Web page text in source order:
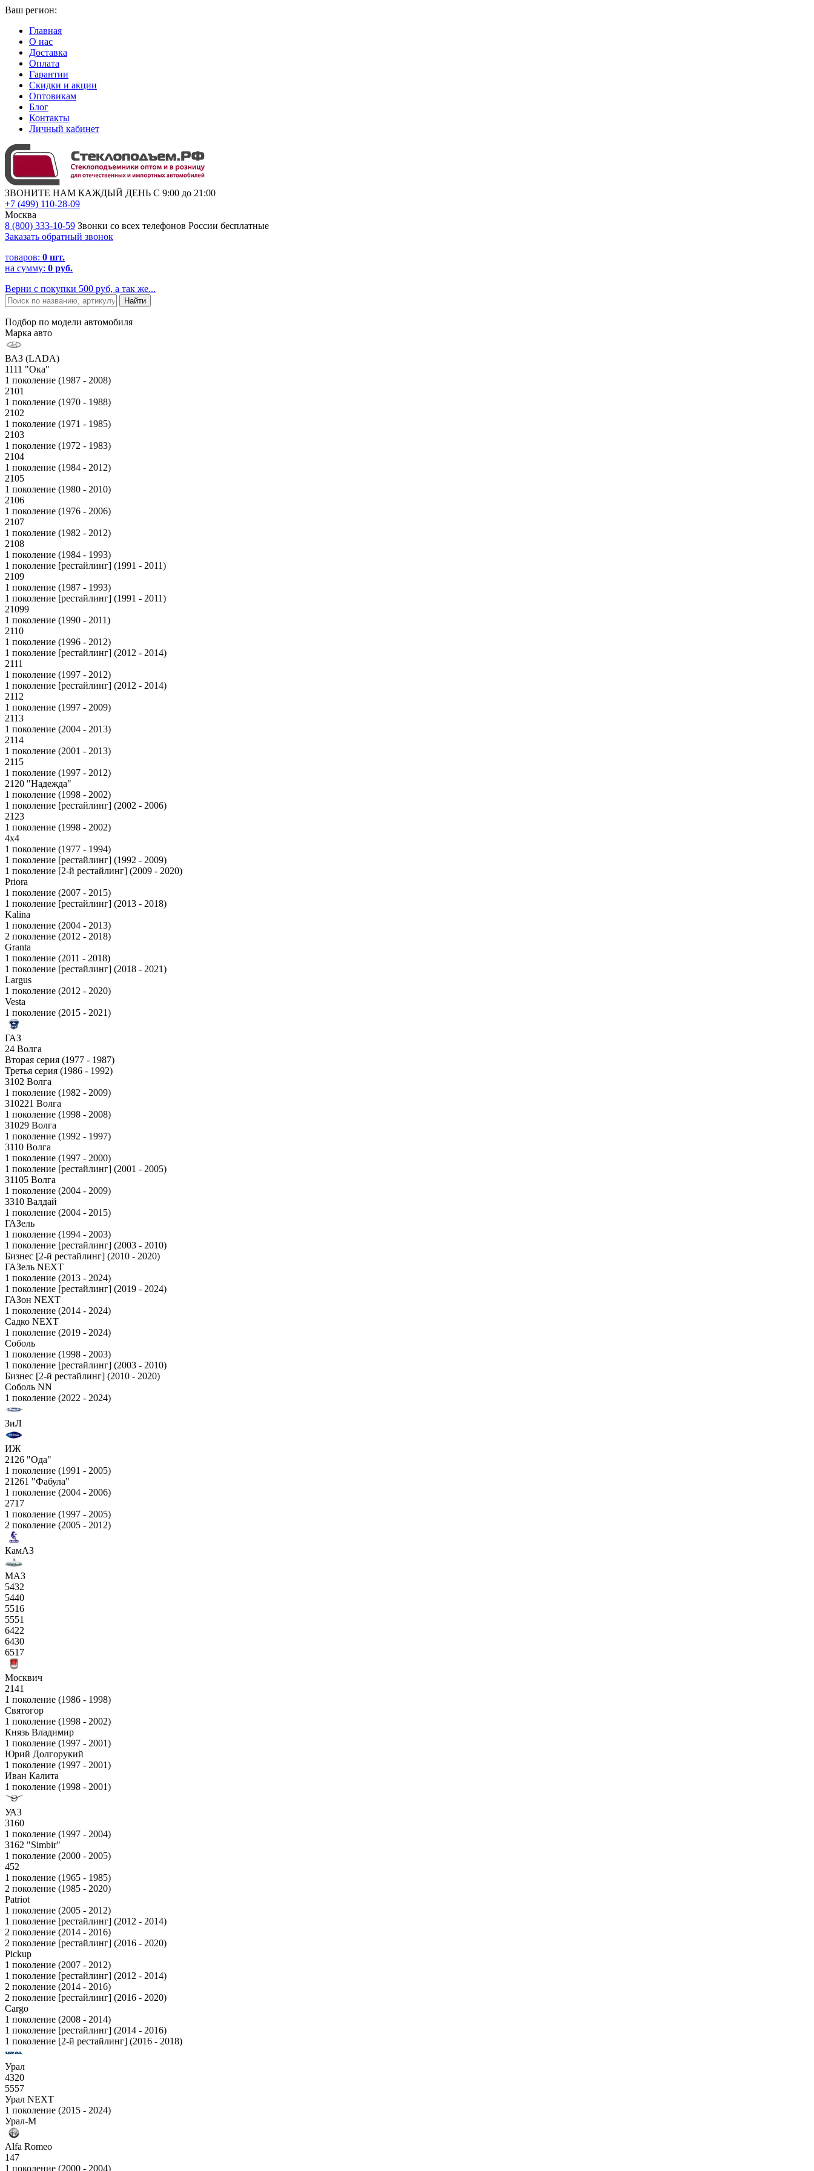
Ваш регион:
Главная
О нас
Доставка
Оплата
Гарантии
Скидки и акции
Оптовикам
Блог
Контакты
Личный кабинет
ЗВОНИТЕ НАМ КАЖДЫЙ ДЕНЬ С 9:00 до 21:00
+7 (499) 110-28-09
Москва
8 (800) 333-10-59 Звонки со всех телефонов России бесплатные
Заказать обратный звонок
товаров: 0 шт.
на сумму: 0 руб.
Верни с покупки 500 руб, а так же...
Подбор по модели автомобиля
Марка авто
ВАЗ (LADA)
1111 "Ока"
1 поколение (1987 - 2008)
2101
1 поколение (1970 - 1988)
2102
1 поколение (1971 - 1985)
2103
1 поколение (1972 - 1983)
2104
1 поколение (1984 - 2012)
2105
1 поколение (1980 - 2010)
2106
1 поколение (1976 - 2006)
2107
1 поколение (1982 - 2012)
2108
1 поколение (1984 - 1993)
1 поколение [рестайлинг] (1991 - 2011)
2109
1 поколение (1987 - 1993)
1 поколение [рестайлинг] (1991 - 2011)
21099
1 поколение (1990 - 2011)
2110
1 поколение (1996 - 2012)
1 поколение [рестайлинг] (2012 - 2014)
2111
1 поколение (1997 - 2012)
1 поколение [рестайлинг] (2012 - 2014)
2112
1 поколение (1997 - 2009)
2113
1 поколение (2004 - 2013)
2114
1 поколение (2001 - 2013)
2115
1 поколение (1997 - 2012)
2120 "Надежда"
1 поколение (1998 - 2002)
1 поколение [рестайлинг] (2002 - 2006)
2123
1 поколение (1998 - 2002)
4x4
1 поколение (1977 - 1994)
1 поколение [рестайлинг] (1992 - 2009)
1 поколение [2-й рестайлинг] (2009 - 2020)
Priora
1 поколение (2007 - 2015)
1 поколение [рестайлинг] (2013 - 2018)
Kalina
1 поколение (2004 - 2013)
2 поколение (2012 - 2018)
Granta
1 поколение (2011 - 2018)
1 поколение [рестайлинг] (2018 - 2021)
Largus
1 поколение (2012 - 2020)
Vesta
1 поколение (2015 - 2021)
ГАЗ
24 Волга
Вторая серия (1977 - 1987)
Третья серия (1986 - 1992)
3102 Волга
1 поколение (1982 - 2009)
310221 Волга
1 поколение (1998 - 2008)
31029 Волга
1 поколение (1992 - 1997)
3110 Волга
1 поколение (1997 - 2000)
1 поколение [рестайлинг] (2001 - 2005)
31105 Волга
1 поколение (2004 - 2009)
3310 Валдай
1 поколение (2004 - 2015)
ГАЗель
1 поколение (1994 - 2003)
1 поколение [рестайлинг] (2003 - 2010)
Бизнес [2-й рестайлинг] (2010 - 2020)
ГАЗель NEXT
1 поколение (2013 - 2024)
1 поколение [рестайлинг] (2019 - 2024)
ГАЗон NEXT
1 поколение (2014 - 2024)
Садко NEXT
1 поколение (2019 - 2024)
Соболь
1 поколение (1998 - 2003)
1 поколение [рестайлинг] (2003 - 2010)
Бизнес [2-й рестайлинг] (2010 - 2020)
Соболь NN
1 поколение (2022 - 2024)
ЗиЛ
ИЖ
2126 "Ода"
1 поколение (1991 - 2005)
21261 "Фабула"
1 поколение (2004 - 2006)
2717
1 поколение (1997 - 2005)
2 поколение (2005 - 2012)
КамАЗ
МАЗ
5432
5440
5516
5551
6422
6430
6517
Москвич
2141
1 поколение (1986 - 1998)
Святогор
1 поколение (1998 - 2002)
Князь Владимир
1 поколение (1997 - 2001)
Юрий Долгорукий
1 поколение (1997 - 2001)
Иван Калита
1 поколение (1998 - 2001)
УАЗ
3160
1 поколение (1997 - 2004)
3162 "Simbir"
1 поколение (2000 - 2005)
452
1 поколение (1965 - 1985)
2 поколение (1985 - 2020)
Patriot
1 поколение (2005 - 2012)
1 поколение [рестайлинг] (2012 - 2014)
2 поколение (2014 - 2016)
2 поколение [рестайлинг] (2016 - 2020)
Pickup
1 поколение (2007 - 2012)
1 поколение [рестайлинг] (2012 - 2014)
2 поколение (2014 - 2016)
2 поколение [рестайлинг] (2016 - 2020)
Cargo
1 поколение (2008 - 2014)
1 поколение [рестайлинг] (2014 - 2016)
1 поколение [2-й рестайлинг] (2016 - 2018)
Урал
4320
5557
Урал NEXT
1 поколение (2015 - 2024)
Урал-М
Alfa Romeo
147
1 поколение (2000 - 2004)